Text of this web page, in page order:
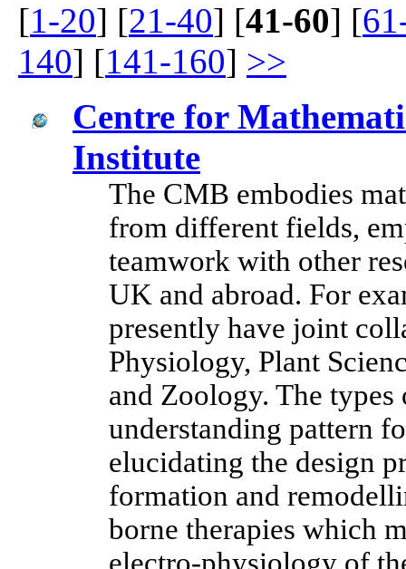
[1-20] [21-40] [41-60] [
140] [141-160] >>
Centre for
Institute
The CMB embodies
from different fields,
teamwork with other
UK and abroad. For
presently have joint
Physiology, Plant
and Zoology. The
understanding pattern
elucidating the design
formation and
borne therapies which